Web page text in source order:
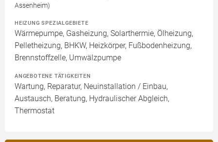
Assenheim)
HEIZUNG SPEZIALGEBIETE
Wärmepumpe, Gasheizung, Solarthermie, Ölheizung,
Pelletheizung, BHKW, Heizkörper, Fußbodenheizung,
Brennstoffzelle, Umwälzpumpe
ANGEBOTENE TÄTIGKEITEN
Wartung, Reparatur, Neuinstallation / Einbau,
Austausch, Beratung, Hydraulischer Abgleich,
Thermostat